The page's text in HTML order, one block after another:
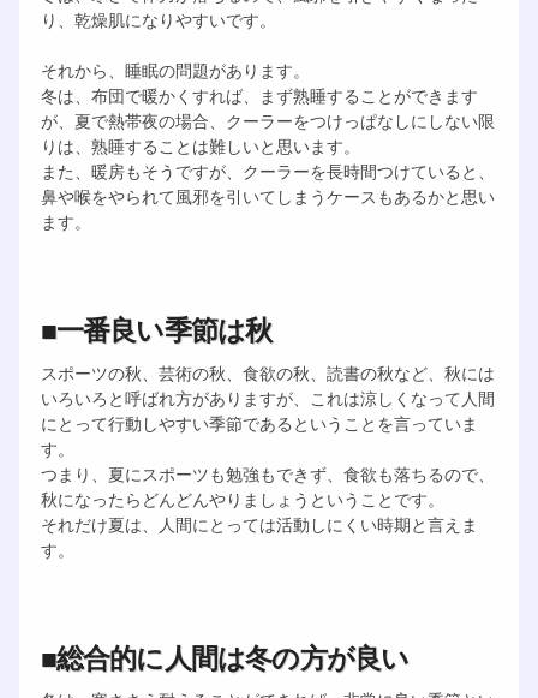
り、乾燥肌になりやすいです。
それから、睡眠の問題があります。
冬は、布団で暖かくすれば、まず熟睡することができます
が、夏で熱帯夜の場合、クーラーをつけっぱなしにしない限
りは、熟睡することは難しいと思います。
また、暖房もそうですが、クーラーを長時間つけていると、
鼻や喉をやられて風邪を引いてしまうケースもあるかと思い
ます。
■一番良い季節は秋
スポーツの秋、芸術の秋、食欲の秋、読書の秋など、秋には
いろいろと呼ばれ方がありますが、これは涼しくなって人間
にとって行動しやすい季節であるということを言っていま
す。
つまり、夏にスポーツも勉強もできず、食欲も落ちるので、
秋になったらどんどんやりましょうということです。
それだけ夏は、人間にとっては活動しにくい時期と言えま
す。
■総合的に人間は冬の方が良い